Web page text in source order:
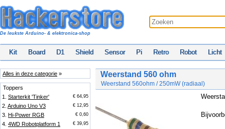
De leukste Arduino- & elektronica-shop
Kit Board D1 Shield Sensor Pi Retro Robot Licht
Alles in deze categorie »
Toppers
1. Starterkit 'Tinker' € 64,95
2. Arduino Uno V3 € 12,95
3. Hi-Power RGB € 0,60
4. 4WD Robotplatform 1 € 39,95
Weerstand 560 ohm
Weerstand 560ohm / 250mW (radiaal)